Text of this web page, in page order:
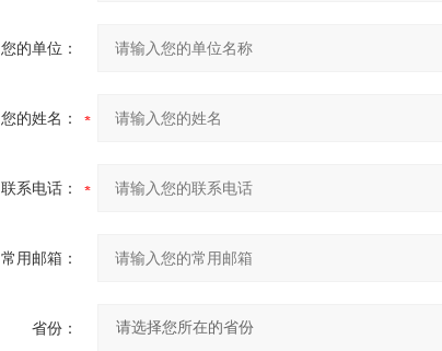
您的单位：
您的姓名：
联系电话：
常用邮箱：
省份：